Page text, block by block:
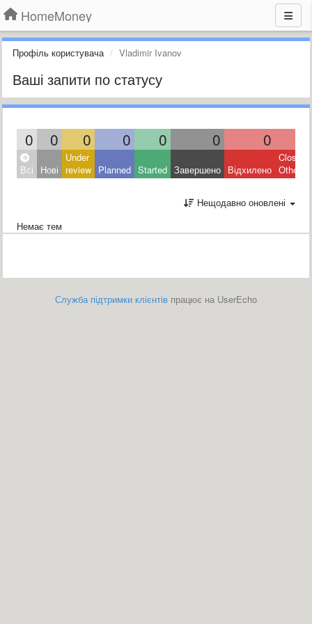
HomeMoney
Профіль користувача Vladimir Ivanov
Ваші запити по статусу
0 0 0 0 0 0 0
Всі Нові
Under
review Planned Started Завершено Відхилено
Closed:
Other
Нещодавно оновлені
Немає тем
Служба підтримки клієнтів працює на UserEcho